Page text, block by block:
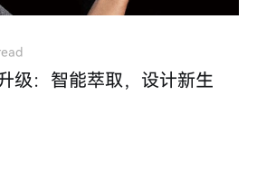
级：智能萃取，设计新生